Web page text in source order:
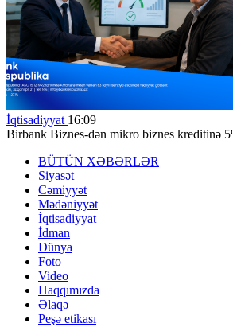
İqtisadiyyat 16:09
Birbank Biznes-dən mikro biznes kreditinə
BÜTÜN XƏBƏRLƏR
Siyasət
Cəmiyyət
Mədəniyyət
İqtisadiyyat
İdman
Dünya
Foto
Video
Haqqımızda
Əlaqə
Peşə etikası